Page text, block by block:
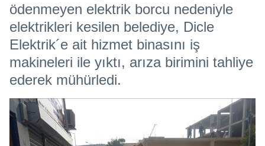
ödenmeyen elektrik borcu nedeniyle
elektrikleri kesilen belediye, Dicle
Elektrik´e ait hizmet binasını iş
makineleri ile yıktı, arıza birimini tahliye
ederek mühürledi.